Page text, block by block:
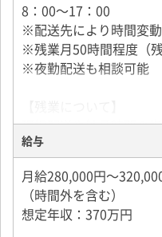
8：00～17：00
※配送先により時間変
※残業月50時間程度（残
※夜勤配送も相談可能
現場配送や納品時間の
6：00頃に出社する早出
また、荷待ちや積込み
18：00～18：30頃にな
これらの時間外勤務を
なります。
給与
月給280,000円～
（時間外を含む）
想定年収：370万円